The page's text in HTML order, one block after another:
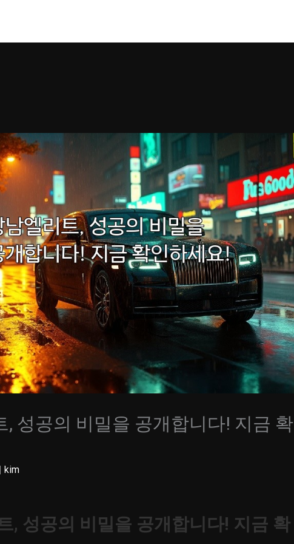
, 성공의 비밀을 공개합니다! 지금 확
kim
, 성공의 비밀을 공개합니다! 지금 확